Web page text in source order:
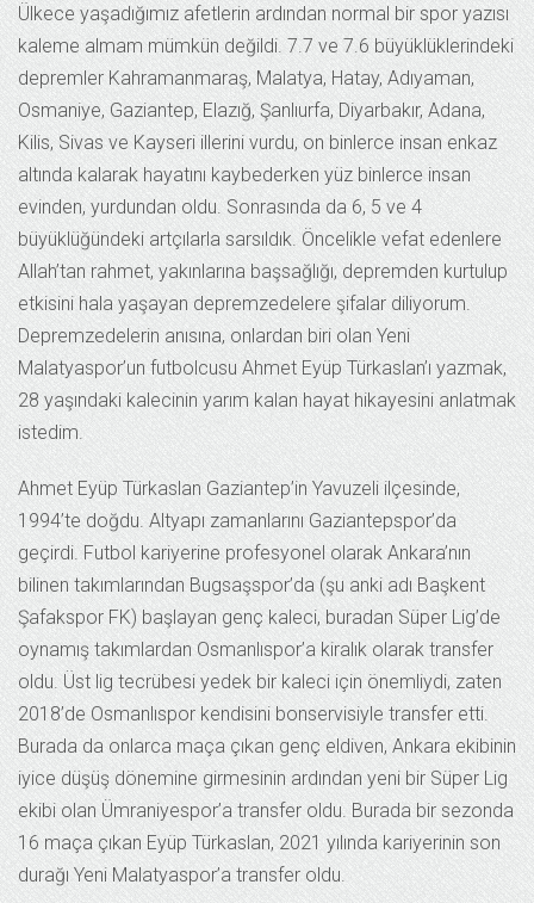
Ülkece yaşadığımız afetlerin ardından normal bir spor yazısı
kaleme almam mümkün değildi. 7.7 ve 7.6 büyüklüklerindeki
depremler Kahramanmaraş, Malatya, Hatay, Adıyaman,
Osmaniye, Gaziantep, Elazığ, Şanlıurfa, Diyarbakır, Adana,
Kilis, Sivas ve Kayseri illerini vurdu, on binlerce insan enkaz
altında kalarak hayatını kaybederken yüz binlerce insan
evinden, yurdundan oldu. Sonrasında da 6, 5 ve 4
büyüklüğündeki artçılarla sarsıldık. Öncelikle vefat edenlere
Allah’tan rahmet, yakınlarına başsağlığı, depremden kurtulup
etkisini hala yaşayan depremzedelere şifalar diliyorum.
Depremzedelerin anısına, onlardan biri olan Yeni
Malatyaspor’un futbolcusu Ahmet Eyüp Türkaslan’ı yazmak,
28 yaşındaki kalecinin yarım kalan hayat hikayesini anlatmak
istedim.
Ahmet Eyüp Türkaslan Gaziantep’in Yavuzeli ilçesinde,
1994’te doğdu. Altyapı zamanlarını Gaziantepspor’da
geçirdi. Futbol kariyerine profesyonel olarak Ankara’nın
bilinen takımlarından Bugsaşspor’da (şu anki adı Başkent
Şafakspor FK) başlayan genç kaleci, buradan Süper Lig’de
oynamış takımlardan Osmanlıspor’a kiralık olarak transfer
oldu. Üst lig tecrübesi yedek bir kaleci için önemliydi, zaten
2018’de Osmanlıspor kendisini bonservisiyle transfer etti.
Burada da onlarca maça çıkan genç eldiven, Ankara ekibinin
iyice düşüş dönemine girmesinin ardından yeni bir Süper Lig
ekibi olan Ümraniyespor’a transfer oldu. Burada bir sezonda
16 maça çıkan Eyüp Türkaslan, 2021 yılında kariyerinin son
durağı Yeni Malatyaspor’a transfer oldu.